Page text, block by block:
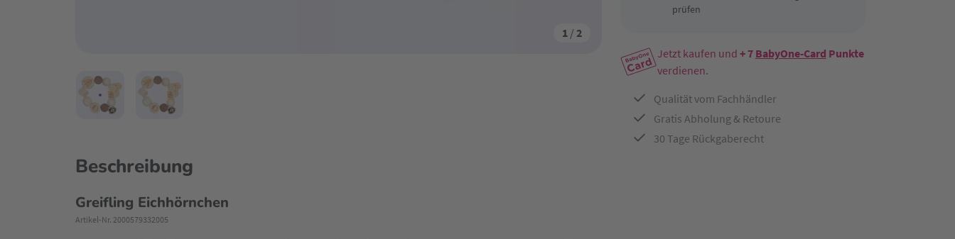
1 /2
prüfen
Jetzt kaufen und + 7 BabyOne-Card Punkte
verdienen.
Qualität vom Fachhändler
Gratis Abholung & Retoure
30 Tage Rückgaberecht
Beschreibung
Greifling Eichhörnchen
Artikel-Nr. 2000579332005